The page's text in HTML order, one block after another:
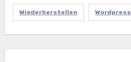
Wiederherstellen Wordpress